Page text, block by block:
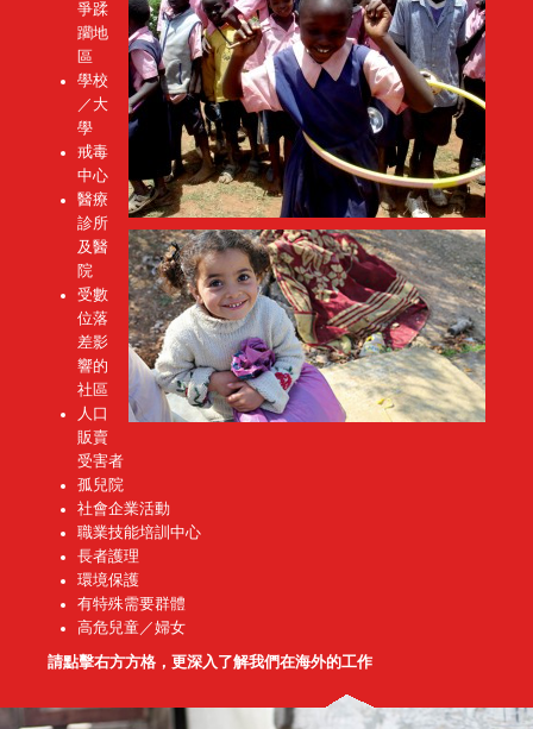
爭蹂
躪地
區
學校
／大
學
戒毒
中心
醫療
診所
及醫
院
受數
位落
差影
響的
社區
人口
販賣
受害者
孤兒院
社會企業活動
職業技能培訓中心
長者護理
環境保護
有特殊需要群體
高危兒童／婦女
請點擊右方方格，更深入了解我們在海外的工作